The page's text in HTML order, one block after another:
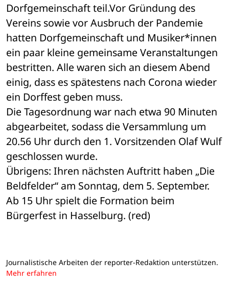
Dorfgemeinschaft teil.Vor Gründung des
Vereins sowie vor Ausbruch der Pandemie
hatten Dorfgemeinschaft und Musiker*innen
ein paar kleine gemeinsame Veranstaltungen
bestritten. Alle waren sich an diesem Abend
einig, dass es spätestens nach Corona wieder
ein Dorffest geben muss.
Die Tagesordnung war nach etwa 90 Minuten
abgearbeitet, sodass die Versammlung um
20.56 Uhr durch den 1. Vorsitzenden Olaf Wulf
geschlossen wurde.
Übrigens: Ihren nächsten Auftritt haben „Die
Beldfelder“ am Sonntag, dem 5. September.
Ab 15 Uhr spielt die Formation beim
Bürgerfest in Hasselburg. (red)
Journalistische Arbeiten der reporter-Redaktion unterstützen.
Mehr erfahren